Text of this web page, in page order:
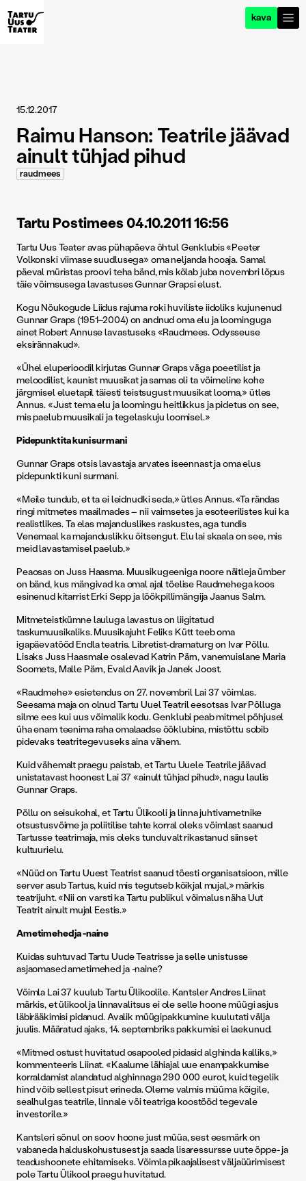
kava
15.12.2017
Raimu Hanson: Teatrile jäävad
ainult tühjad pihud
raudmees
Tartu Postimees 04.10.2011 16:56
Tartu Uus Teater avas pühapäeva õhtul Genklubis «Peeter
Volkonski viimase suudlusega» oma neljanda hooaja. Samal
päeval müristas proovi teha bänd, mis kõlab juba novembri lõpus
täie võimsusega lavastuses Gunnar Grapsi elust.
Kogu Nõukogude Liidus rajuma roki huviliste iidoliks kujunenud
Gunnar Graps (1951–2004) on andnud oma elu ja loominguga
ainet Robert Annuse lavastuseks «Raudmees. Odysseuse
eksirännakud».
«Ühel eluperioodil kirjutas Gunnar Graps väga poeetilist ja
meloodilist, kaunist muusikat ja samas oli ta võimeline kohe
järgmisel eluetapil täiesti teistsugust muusikat looma,» ütles
Annus. «Just tema elu ja loomingu heitlikkus ja pidetus on see,
mis paelub muusikali ja tegelaskuju loomisel.»
Pidepunktita kuni surmani
Gunnar Graps otsis lavastaja arvates iseennast ja oma elus
pidepunkti kuni surmani.
«Meile tundub, et ta ei leidnudki seda,» ütles Annus. «Ta rändas
ringi mitmetes maailmades – nii vaimsetes ja esoteerilistes kui ka
realistlikes. Ta elas majanduslikes raskustes, aga tundis
Venemaal ka majanduslikku õitsengut. Elu lai skaala on see, mis
meid lavastamisel paelub.»
Peaosas on Juss Haasma. Muusikugeeniga noore näitleja ümber
on bänd, kus mängivad ka omal ajal tõelise Raudmehega koos
esinenud kitarrist Erki Sepp ja löökpillimängija Jaanus Salm.
Mitmeteistkümne lauluga lavastus on liigitatud
taskumuusikaliks. Muusikajuht Feliks Kütt teeb oma
igapäevatööd Endla teatris. Libretist-dramaturg on Ivar Põllu.
Lisaks Juss Haasmale osalevad Katrin Pärn, vanemuislane Maria
Soomets, Malle Pärn, Evald Aavik ja Janek Joost.
«Raudmehe» esietendus on 27. novembril Lai 37 võimlas.
Seesama maja on olnud Tartu Uuel Teatril eesotsas Ivar Põlluga
silme ees kui uus võimalik kodu. Genklubi peab mitmel põhjusel
üha enam teenima raha omalaadse ööklubina, mistõttu sobib
pidevaks teatritegevuseks aina vähem.
Kuid vähemalt praegu paistab, et Tartu Uuele Teatrile jäävad
unistatavast hoonest Lai 37 «ainult tühjad pihud», nagu laulis
Gunnar Graps.
Põllu on seisukohal, et Tartu Ülikooli ja linna juhtivametnike
otsustusvõime ja poliitilise tahte korral oleks võimlast saanud
Tartusse teatrimaja, mis oleks tunduvalt rikastanud siinset
kultuurielu.
«Nüüd on Tartu Uuest Teatrist saanud tõesti organisatsioon, mille
server asub Tartus, kuid mis tegutseb kõikjal mujal,» märkis
teatrijuht. «Nii on varsti ka Tartu publikul võimalus näha Uut
Teatrit ainult mujal Eestis.»
Ametimehed ja -naine
Kuidas suhtuvad Tartu Uude Teatrisse ja selle unistusse
asjaomased ametimehed ja -naine?
Võimla Lai 37 kuulub Tartu Ülikoolile. Kantsler Andres Liinat
märkis, et ülikool ja linnavalitsus ei ole selle hoone müügi asjus
läbirääkimisi pidanud. Avalik müügipakkumine kuulutati välja
juulis. Määratud ajaks, 14. septembriks pakkumisi ei laekunud.
«Mitmed ostust huvitatud osapooled pidasid alghinda kalliks,»
kommenteeris Liinat. «Kaalume lähiajal uue enampakkumise
korraldamist alandatud alghinnaga 290 000 eurot, kuid tegelik
hind võib sellest pisut erineda. Oleme valmis müüma kõigile,
sealhulgas teatrile, linnale või teatriga koostööd tegevale
investorile.»
Kantsleri sõnul on soov hoone just müüa, sest eesmärk on
vabaneda halduskohustusest ja saada lisaressursse uute õppe- ja
teadushoonete ehitamiseks. Võimla pikaajalisest väljaüürimisest
pole Tartu Ülikool praegu huvitatud.